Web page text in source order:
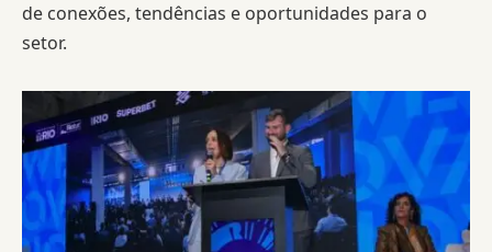
de conexões, tendências e oportunidades para o
setor.